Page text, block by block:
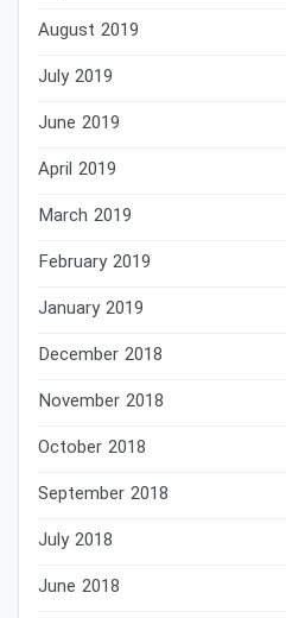
August 2019
July 2019
June 2019
April 2019
March 2019
February 2019
January 2019
December 2018
November 2018
October 2018
September 2018
July 2018
June 2018